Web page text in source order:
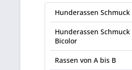
Hunderassen Schmuck
Hunderassen Schmuck
Bicolor
Rassen von A bis B